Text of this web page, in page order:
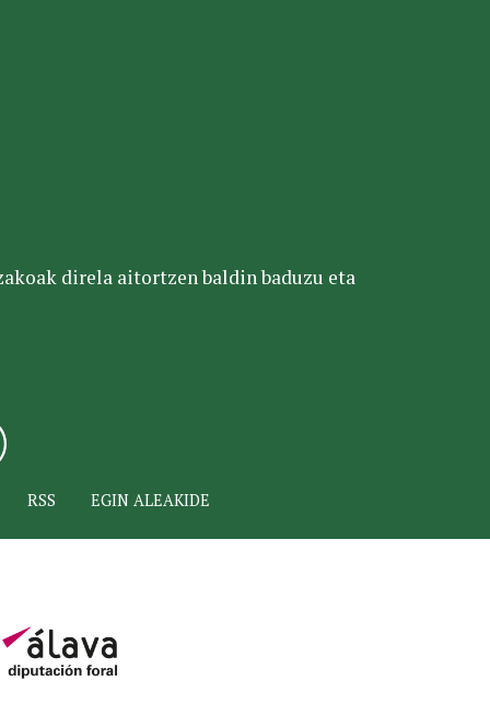
direla aitortzen baldin baduzu eta
RSS EGIN ALEAKIDE